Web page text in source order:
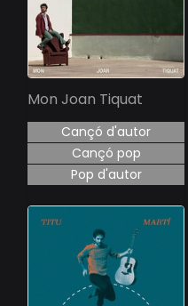
Mon Joan Tiquat
Cançó d'autor
Cançó pop
Pop d'autor